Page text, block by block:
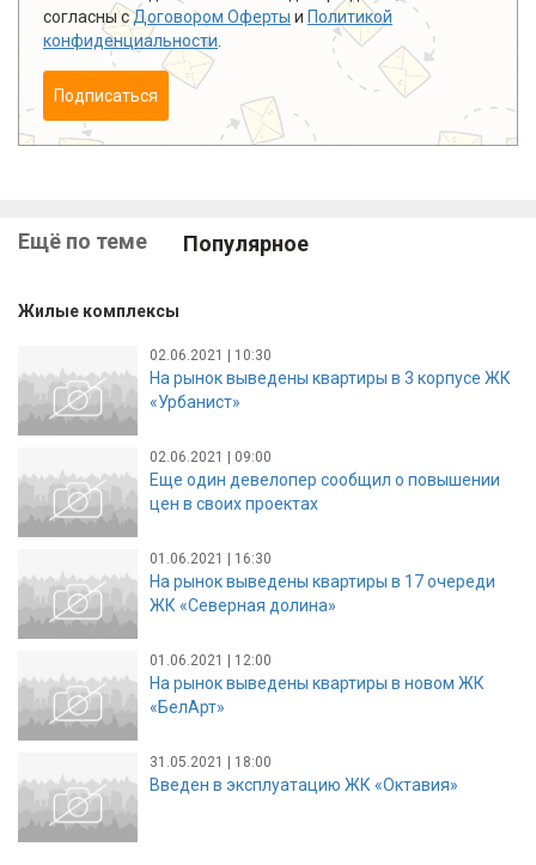
согласны сДоговором Оферты и Политикой
конфиденциальности
Подписаться
Ещё по теме Популярное
Жилые комплексы
02.06.2021 | 10:30
На рынок выведены квартиры в 3 корпусе ЖК
«Урбанист»
02.06.2021 | 09:00
Еще один девелопер сообщил о повышении
цен в своих проектах
01.06.2021 | 16:30
На рынок выведены квартиры в 17 очереди
ЖК «Северная долина»
01.06.2021 | 12:00
На рынок выведены квартиры в новом ЖК
«БелАрт»
31.05.2021 | 18:00
Введен в эксплуатацию ЖК «Октавия»